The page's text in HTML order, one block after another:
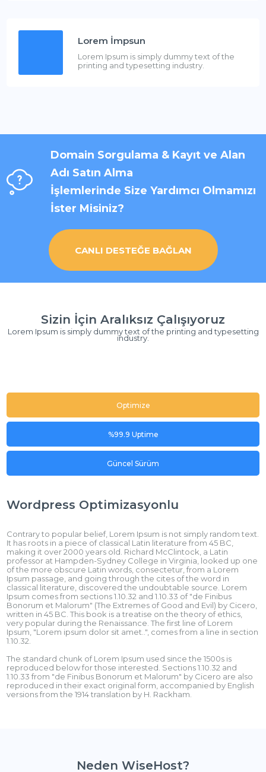
Lorem İmpsun
Lorem Ipsum is simply dummy text of the
printing and typesetting industry.
Domain Sorgulama & Kayıt ve Alan
Adı Satın Alma
İşlemlerinde Size Yardımcı Olmamızı
İster Misiniz?
CANLI DESTEĞE BAĞLAN
Sizin İçin Aralıksız Çalışıyoruz
Lorem Ipsum is simply dummy text of the printing and typesetting
industry.
Optimize
%99.9 Uptime
Güncel Sürüm
Wordpress Optimizasyonlu
Contrary to popular belief, Lorem Ipsum is not simply random text.
It has roots in a piece of classical Latin literature from 45 BC,
making it over 2000 years old. Richard McClintock, a Latin
professor at Hampden-Sydney College in Virginia, looked up one
of the more obscure Latin words, consectetur, from a Lorem
Ipsum passage, and going through the cites of the word in
classical literature, discovered the undoubtable source. Lorem
Ipsum comes from sections 1.10.32 and 1.10.33 of "de Finibus
Bonorum et Malorum" (The Extremes of Good and Evil) by Cicero,
written in 45 BC. This book is a treatise on the theory of ethics,
very popular during the Renaissance. The first line of Lorem
Ipsum, "Lorem ipsum dolor sit amet..", comes from a line in section
1.10.32.
The standard chunk of Lorem Ipsum used since the 1500s is
reproduced below for those interested. Sections 1.10.32 and
1.10.33 from "de Finibus Bonorum et Malorum" by Cicero are also
reproduced in their exact original form, accompanied by English
versions from the 1914 translation by H. Rackham.
Neden WiseHost?